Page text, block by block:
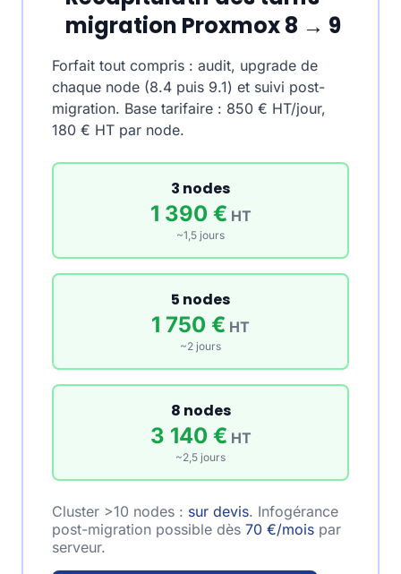
migration Proxmox 8 → 9
Forfait tout compris : audit, upgrade de
chaque node (8.4 puis 9.1) et suivi post-
migration. Base tarifaire : 850 € HT/jour,
180 € HT par node.
3 nodes
1 390 € HT
~1,5 jours
5 nodes
1 750 € HT
~2 jours
8 nodes
3 140 € HT
~2,5 jours
Cluster >10 nodes : sur devis. Infogérance
post-migration possible dès 70 €/mois par
serveur.